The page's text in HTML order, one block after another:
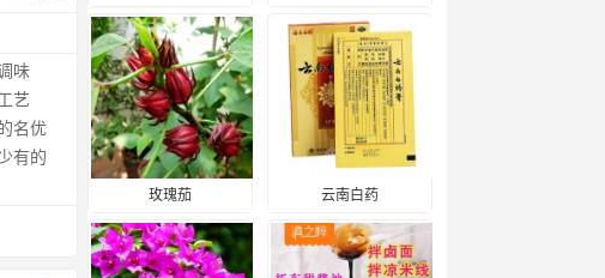
味
艺
名优
有的
玫瑰茄 云南白药